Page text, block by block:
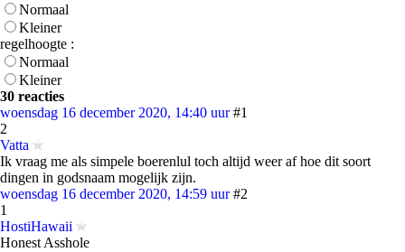
Normaal
Kleiner
regelhoogte :
Normaal
Kleiner
30 reacties
woensdag 16 december 2020, 14:40 uur #1
2
Vatta
Ik vraag me als simpele boerenlul toch altijd weer af hoe dit soort
dingen in godsnaam mogelijk zijn.
woensdag 16 december 2020, 14:59 uur #2
1
HostiHawaii
Honest Asshole